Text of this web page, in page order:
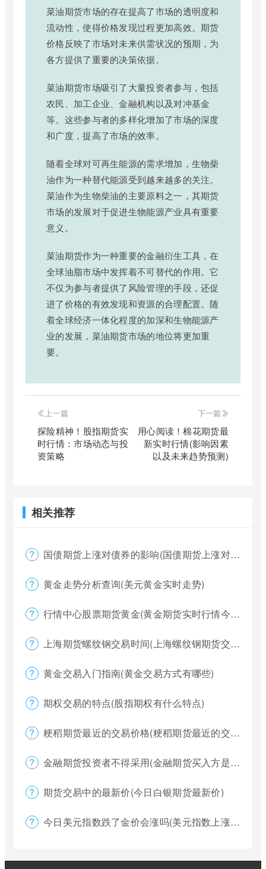
菜油期货市场的存在提高了市场的透明度和
流动性，使得价格发现过程更加高效。期货
价格反映了市场对未来供需状况的预期，为
各方提供了重要的决策依据。
菜油期货市场吸引了大量投资者参与，包括
农民、加工企业、金融机构以及对冲基金
等。这些参与者的多样化增加了市场的深度
和广度，提高了市场的效率。
随着全球对可再生能源的需求增加，生物柴
油作为一种替代能源受到越来越多的关注。
菜油作为生物柴油的主要原料之一，其期货
市场的发展对于促进生物能源产业具有重要
意义。
菜油期货作为一种重要的金融衍生工具，在
全球油脂市场中发挥着不可替代的作用。它
不仅为参与者提供了风险管理的手段，还促
进了价格的有效发现和资源的合理配置。随
着全球经济一体化程度的加深和生物能源产
业的发展，菜油期货市场的地位将更加重
要。
上一篇
探险精神！股指期货实
时行情：市场动态与投
资策略
下一篇
用心阅读！棉花期货最
新实时行情(影响因素
以及未来趋势预测)
相关推荐
国债期货上涨对债券的影响(国债期货上涨对债券的影响大吗)
黄金走势分析查询(美元黄金实时走势)
行情中心股票期货黄金(黄金期货实时行情今天)
上海期货螺纹钢交易时间(上海螺纹钢期货交割)
黄金交易入门指南(黄金交易方式有哪些)
期权交易的特点(股指期权有什么特点)
粳稻期货最近的交易价格(粳稻期货最近的交易价格是什么)
金融期货投资者不得采用(金融期货买入方是否有履约权利)
期货交易中的最新价(今日白银期货最新价)
今日美元指数跌了金价会涨吗(美元指数上涨金价下跌)